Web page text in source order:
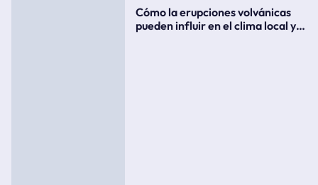
Cómo la erupciones volvánicas
pueden influir en el clima local y